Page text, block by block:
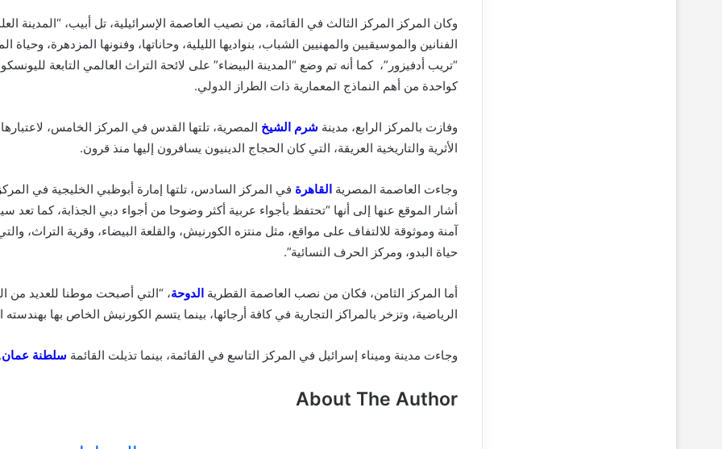
وكان المركز المركز الثالث في القائمة، من نصيب العاصمة الإسرائيلية، تل أبيب، “المدينة
الفنانين والموسيقيين والمهنيين الشباب، بنواديها الليلية، وحاناتها، وفنونها المزدهرة،
كواحدة من أهم النماذج المعمارية ذات الطراز الدولي.
وفازت بالمركز الرابع، مدينة شرم الشيخ المصرية، تلتها القدس في المركز الخامس،
الأثرية والتاريخية العريقة، التي كان الحجاج الدينيون يسافرون إليها منذ قرون.
وجاءت العاصمة المصرية القاهرة في المركز السادس، تلتها إمارة أبوظبي الخليجية في
أشار الموقع عنها إلى أنها “تحتفظ بأجواء عربية أكثر وضوحا من أجواء دبي الجذابة، كما تعد
آمنة وموثوقة للالتفاف على مواقع، مثل منتزه الكورنيش، والقلعة البيضاء، وقرية التراث،
حياة البدو، ومركز الحرف النسائية”.
أما المركز الثامن، فكان من نصب العاصمة القطرية الدوحة، “التي أصبحت موطنا للعديد من
الرياضية، وتزخر بالمراكز التجارية في كافة أرجائها، بينما يتسم الكورنيش الخاص بها بهندسته
وجاءت مدينة وميناء إسرائيل في المركز التاسع في القائمة، بينما تذيلت القائمة سلطنة عمان
About The Author